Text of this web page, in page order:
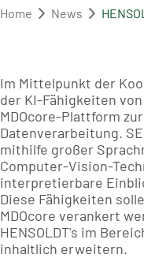
Home News
Im Mittelpunkt der
der KI-Fähigkeiten von
MDOcore-Plattform
Datenverarbeitung.
mithilfe großer
Computer-Vision-
interpretierbare
Diese Fähigkeiten
MDOcore verankert
HENSOLDT's im
inhaltlich erweitern.